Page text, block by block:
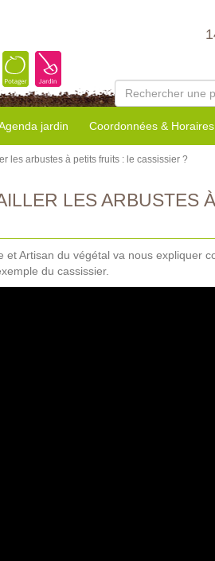
jardin Coordonnées & Horaires
les arbustes à petits fruits : le cassissier ?
LES ARBUSTES
et Artisan du végétal va nous expliquer
du cassissier.